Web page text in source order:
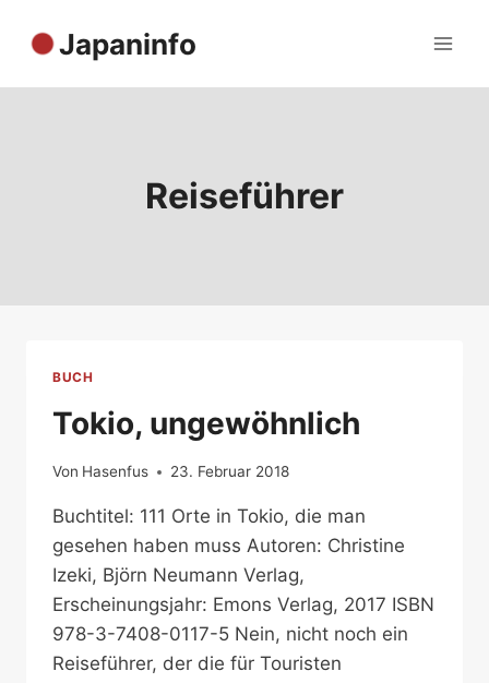
Inhalt
Japaninfo
Reiseführer
BUCH
Tokio, ungewöhnlich
Von Hasenfus 23. Februar 2018
Buchtitel: 111 Orte in Tokio, die man
gesehen haben muss Autoren: Christine
Izeki, Björn Neumann Verlag,
Erscheinungsjahr: Emons Verlag, 2017 ISBN
978-3-7408-0117-5 Nein, nicht noch ein
Reiseführer, der die für Touristen